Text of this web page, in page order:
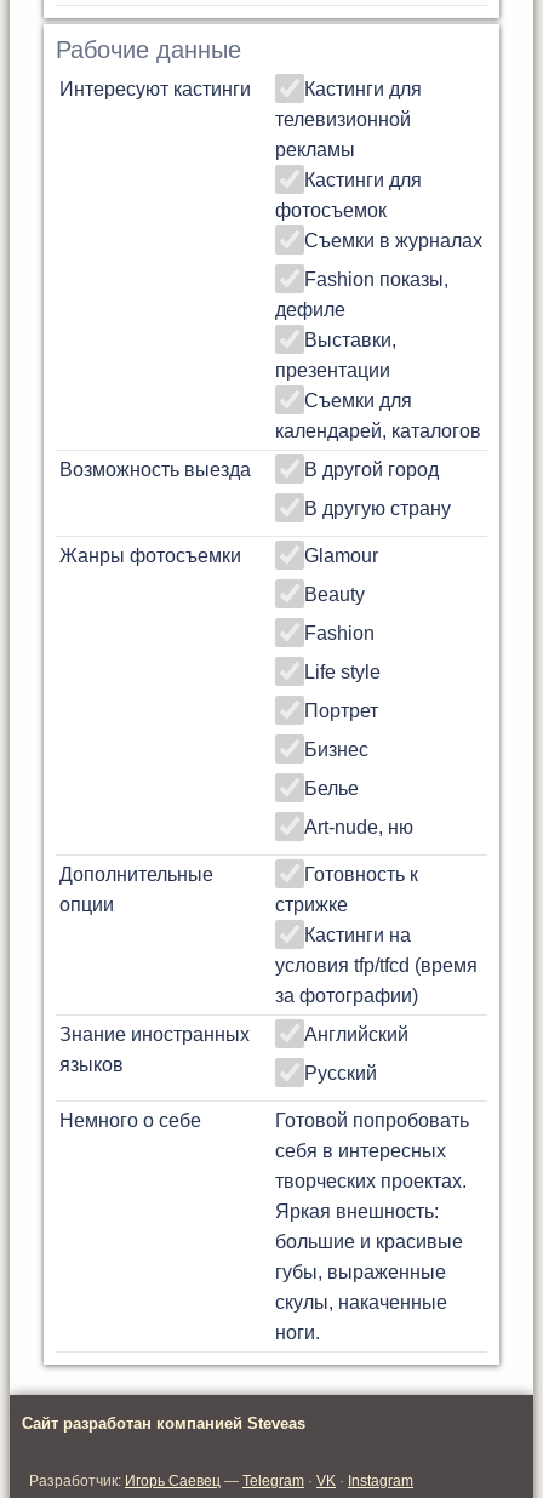
Рабочие данные
Интересуют кастинги
Кастинги для
телевизионной
рекламы
Кастинги для
фотосъемок
Съемки в журналах
Fashion показы,
дефиле
Выставки,
презентации
Съемки для
календарей, каталогов
Возможность выезда
В другой город
В другую страну
Жанры фотосъемки
Glamour
Beauty
Fashion
Life style
Портрет
Бизнес
Белье
Art-nude, ню
Дополнительные
опции
Готовность к
стрижке
Кастинги на
условия tfp/tfcd (время
за фотографии)
Знание иностранных
языков
Английский
Русский
Немного о себе
Готовой попробовать
себя в интересных
творческих проектах.
Яркая внешность:
большие и красивые
губы, выраженные
скулы, накаченные
ноги.
Сайт разработан компанией Steveas
Разработчик: Игорь Саевец — Telegram · VK · Instagram